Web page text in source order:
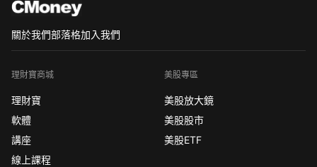
關於我們部落格加入我們
理財寶商城
理財寶
軟體
講座
線上課程
美股專區
美股放大鏡
美股股市
美股ETF